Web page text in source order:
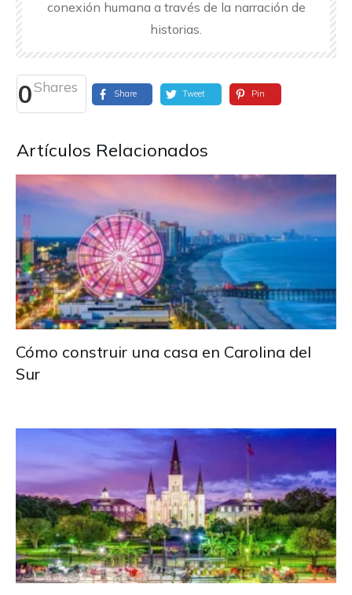
conexión humana a través de la narración de
historias.
0Shares Share Tweet Pin
Artículos Relacionados
Cómo construir una casa en Carolina del
Sur